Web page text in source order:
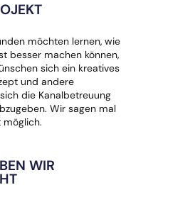
möchten lernen, wie
besser machen können,
sich ein kreatives
und andere
die Kanalbetreuung
Wir sagen mal
möglich.
WIR